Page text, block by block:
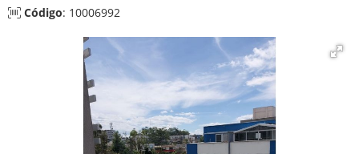
Código: 10006992